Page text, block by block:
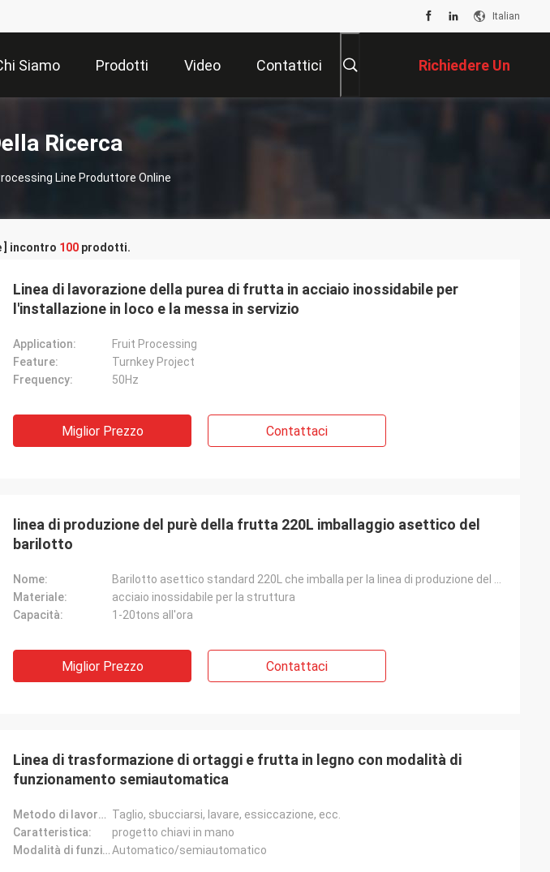
Italian
Siamo Prodotti Video Contattici Richiedere Un
Preventivo
Ricerca
Line Produttore Online
] incontro 100 prodotti.
Linea di lavorazione della purea di frutta in acciaio inossidabile per
l'installazione in loco e la messa in servizio
Application:
Fruit Processing
Feature:
Turnkey Project
Frequency:
50Hz
Miglior Prezzo Contattaci
linea di produzione del purè della frutta 220L imballaggio asettico del
barilotto
Nome:
Materiale:
acciaio inossidabile per la struttura
Capacità:
1-20tons all'ora
Miglior Prezzo Contattaci
Linea di trasformazione di ortaggi e frutta in legno con modalità di
funzionamento semiautomatica
Metodo di lavorazione: Taglio, sbucciarsi, lavare, essiccazione, ecc.
Caratteristica:
progetto chiavi in mano
Modalità di funzionamento:Automatico/semiautomatico